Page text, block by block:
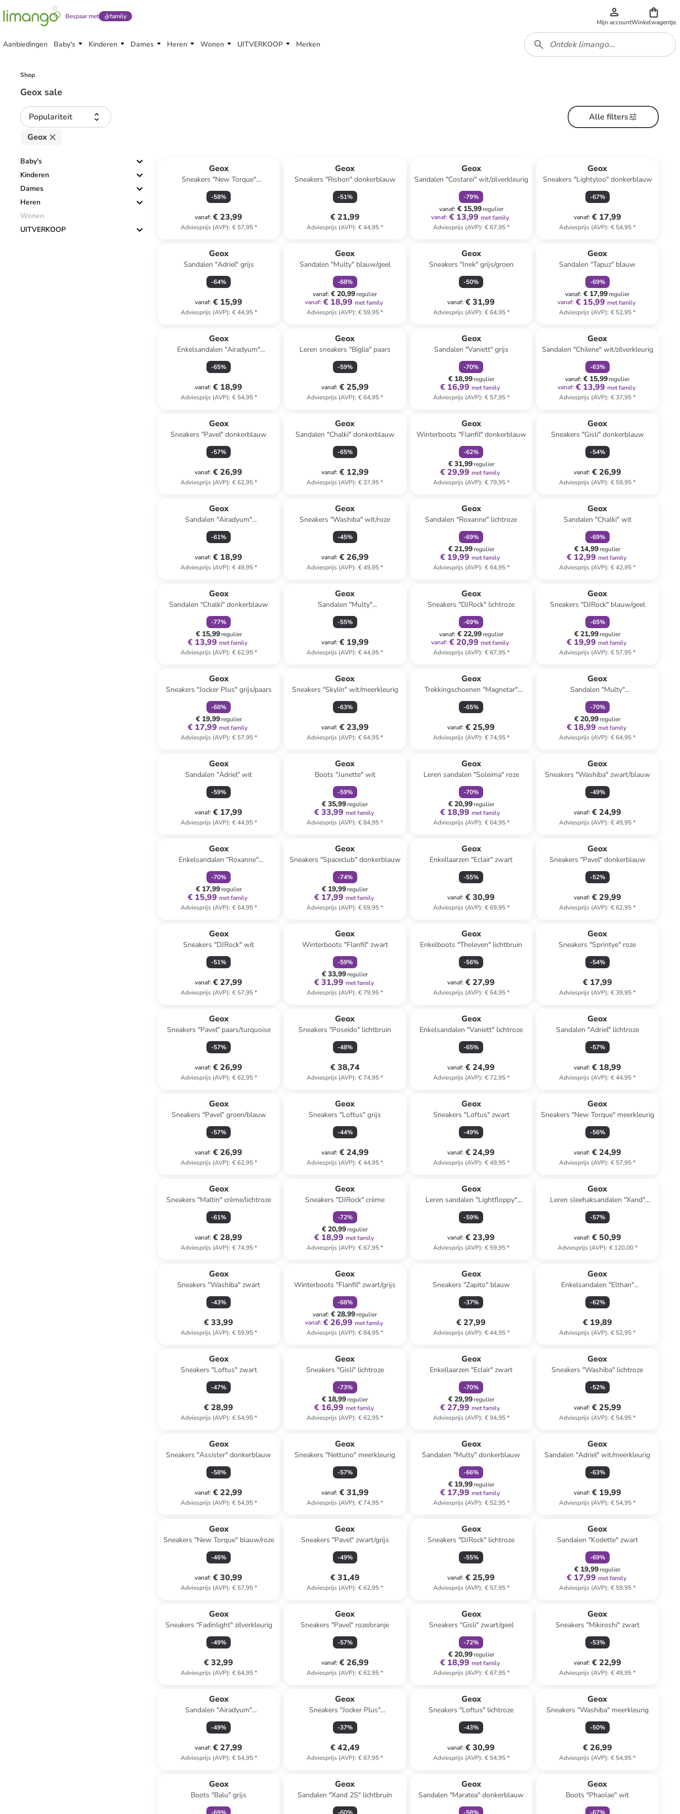
Bespaar met family
Mijn accountWinkelwagentje
Aanbiedingen Baby's Kinderen Dames Heren Wonen UITVERKOOP Merken
Shop
Geox sale
Populariteit
Alle filters
Geox
Baby's
Kinderen
Dames
Heren
Wonen
UITVERKOOP
Geox
Sneakers "New Torque"
zwart/oranje
-58%
vanaf: € 23,99
Adviesprijs (AVP): € 57,95*
Geox
Sneakers "Rishon" donkerblauw
-51%
€ 21,99
Adviesprijs (AVP): € 44,95*
Geox
Sandalen "Costarei" wit/zilverkleurig
-79%
vanaf: € 15,99regulier
vanaf: € 13,99 met family
Adviesprijs (AVP): € 67,95*
Geox
Sneakers "Lightyloo" donkerblauw
-67%
vanaf: € 17,99
Adviesprijs (AVP): € 54,95*
Geox
Sandalen "Adriel" grijs
-64%
vanaf: € 15,99
Adviesprijs (AVP): € 44,95*
Geox
Sandalen "Multy" blauw/geel
-68%
vanaf: € 20,99regulier
vanaf: € 18,99 met family
Adviesprijs (AVP): € 59,95*
Geox
Sneakers "Inek" grijs/groen
-50%
vanaf: € 31,99
Adviesprijs (AVP): € 64,95*
Geox
Sandalen "Tapuz" blauw
-69%
vanaf: € 17,99regulier
vanaf: € 15,99 met family
Adviesprijs (AVP): € 52,95*
Geox
Enkelsandalen "Airadyum"
donkerblauw/oranje
-65%
vanaf: € 18,99
Adviesprijs (AVP): € 54,95*
Geox
Leren sneakers "Biglia" paars
-59%
vanaf: € 25,99
Adviesprijs (AVP): € 64,95*
Geox
Sandalen "Vaniett" grijs
-70%
€ 18,99regulier
€ 16,99 met family
Adviesprijs (AVP): € 57,95*
Geox
Sandalen "Chilene" wit/zilverkleurig
-63%
vanaf: € 15,99regulier
vanaf: € 13,99 met family
Adviesprijs (AVP): € 37,95*
Geox
Sneakers "Pavel" donkerblauw
-57%
vanaf: € 26,99
Adviesprijs (AVP): € 62,95*
Geox
Sandalen "Chalki" donkerblauw
-65%
vanaf: € 12,99
Adviesprijs (AVP): € 37,95*
Geox
Winterboots "Flanfil" donkerblauw
-62%
€ 31,99regulier
€ 29,99 met family
Adviesprijs (AVP): € 79,95*
Geox
Sneakers "Gisli" donkerblauw
-54%
vanaf: € 26,99
Adviesprijs (AVP): € 59,95*
Geox
Sandalen "Airadyum"
donkerblauw/rood
-61%
vanaf: € 18,99
Adviesprijs (AVP): € 49,95*
Geox
Sneakers "Washiba" wit/roze
-45%
vanaf: € 26,99
Adviesprijs (AVP): € 49,95*
Geox
Sandalen "Roxanne" lichtroze
-69%
€ 21,99regulier
€ 19,99 met family
Adviesprijs (AVP): € 64,95*
Geox
Sandalen "Chalki" wit
-69%
€ 14,99regulier
€ 12,99 met family
Adviesprijs (AVP): € 42,95*
Geox
Sandalen "Chalki" donkerblauw
-77%
€ 15,99regulier
€ 13,99 met family
Adviesprijs (AVP): € 62,95*
Geox
Sandalen "Multy"
donkerblauw/oranje
-55%
vanaf: € 19,99
Adviesprijs (AVP): € 44,95*
Geox
Sneakers "DJRock" lichtroze
-69%
vanaf: € 22,99regulier
vanaf: € 20,99 met family
Adviesprijs (AVP): € 67,95*
Geox
Sneakers "DJRock" blauw/geel
-65%
€ 21,99regulier
€ 19,99 met family
Adviesprijs (AVP): € 57,95*
Geox
Sneakers "Jocker Plus" grijs/paars
-68%
€ 19,99regulier
€ 17,99 met family
Adviesprijs (AVP): € 57,95*
Geox
Sneakers "Skylin" wit/meerkleurig
-63%
vanaf: € 23,99
Adviesprijs (AVP): € 64,95*
Geox
Trekkingschoenen "Magnetar"
zwart/geel
-65%
vanaf: € 25,99
Adviesprijs (AVP): € 74,95*
Geox
Sandalen "Multy"
donkerblauw/rood
-70%
€ 20,99regulier
€ 18,99 met family
Adviesprijs (AVP): € 64,95*
Geox
Sandalen "Adriel" wit
-59%
vanaf: € 17,99
Adviesprijs (AVP): € 44,95*
Geox
Boots "Junette" wit
-59%
€ 35,99regulier
€ 33,99 met family
Adviesprijs (AVP): € 84,95*
Geox
Leren sandalen "Soleima" roze
-70%
€ 20,99regulier
€ 18,99 met family
Adviesprijs (AVP): € 64,95*
Geox
Sneakers "Washiba" zwart/blauw
-49%
vanaf: € 24,99
Adviesprijs (AVP): € 49,95*
Geox
Enkelsandalen "Roxanne"
donkerblauw
-70%
€ 17,99regulier
€ 15,99 met family
Adviesprijs (AVP): € 54,95*
Geox
Sneakers "Spaceclub" donkerblauw
-74%
€ 19,99regulier
€ 17,99 met family
Adviesprijs (AVP): € 69,95*
Geox
Enkellaarzen "Eclair" zwart
-55%
vanaf: € 30,99
Adviesprijs (AVP): € 69,95*
Geox
Sneakers "Pavel" donkerblauw
-52%
vanaf: € 29,99
Adviesprijs (AVP): € 62,95*
Geox
Sneakers "DJRock" wit
-51%
vanaf: € 27,99
Adviesprijs (AVP): € 57,95*
Geox
Winterboots "Flanfil" zwart
-59%
€ 33,99regulier
€ 31,99 met family
Adviesprijs (AVP): € 79,95*
Geox
Enkelboots "Theleven" lichtbruin
-56%
vanaf: € 27,99
Adviesprijs (AVP): € 64,95*
Geox
Sneakers "Sprintye" roze
-54%
€ 17,99
Adviesprijs (AVP): € 39,95*
Geox
Sneakers "Pavel" paars/turquoise
-57%
vanaf: € 26,99
Adviesprijs (AVP): € 62,95*
Geox
Sneakers "Poseido" lichtbruin
-48%
€ 38,74
Adviesprijs (AVP): € 74,95*
Geox
Enkelsandalen "Vaniett" lichtroze
-65%
vanaf: € 24,99
Adviesprijs (AVP): € 72,95*
Geox
Sandalen "Adriel" lichtroze
-57%
vanaf: € 18,99
Adviesprijs (AVP): € 44,95*
Geox
Sneakers "Pavel" groen/blauw
-57%
vanaf: € 26,99
Adviesprijs (AVP): € 62,95*
Geox
Sneakers "Loftus" grijs
-44%
vanaf: € 24,99
Adviesprijs (AVP): € 44,95*
Geox
Sneakers "Loftus" zwart
-49%
vanaf: € 24,99
Adviesprijs (AVP): € 49,95*
Geox
Sneakers "New Torque" meerkleurig
-56%
vanaf: € 24,99
Adviesprijs (AVP): € 57,95*
Geox
Sneakers "Maltin" crème/lichtroze
-61%
vanaf: € 28,99
Adviesprijs (AVP): € 74,95*
Geox
Sneakers "DJRock" crème
-72%
€ 20,99regulier
€ 18,99 met family
Adviesprijs (AVP): € 67,95*
Geox
Leren sandalen "Lightfloppy"
lichtbruin
-59%
vanaf: € 23,99
Adviesprijs (AVP): € 59,95*
Geox
Leren sleehaksandalen "Xand"
lichtbruin
-57%
vanaf: € 50,99
Adviesprijs (AVP): € 120,00*
Geox
Sneakers "Washiba" zwart
-43%
€ 33,99
Adviesprijs (AVP): € 59,95*
Geox
Winterboots "Flanfil" zwart/grijs
-68%
vanaf: € 28,99regulier
vanaf: € 26,99 met family
Adviesprijs (AVP): € 84,95*
Geox
Sneakers "Zapito" blauw
-37%
€ 27,99
Adviesprijs (AVP): € 44,95*
Geox
Enkelsandalen "Elthan"
lichtroze/zilverkleurig
-62%
€ 19,89
Adviesprijs (AVP): € 52,95*
Geox
Sneakers "Loftus" zwart
-47%
€ 28,99
Adviesprijs (AVP): € 54,95*
Geox
Sneakers "Gisli" lichtroze
-73%
€ 18,99regulier
€ 16,99 met family
Adviesprijs (AVP): € 62,95*
Geox
Enkellaarzen "Eclair" zwart
-70%
€ 29,99regulier
€ 27,99 met family
Adviesprijs (AVP): € 94,95*
Geox
Sneakers "Washiba" lichtroze
-52%
vanaf: € 25,99
Adviesprijs (AVP): € 54,95*
Geox
Sneakers "Assister" donkerblauw
-58%
vanaf: € 22,99
Adviesprijs (AVP): € 54,95*
Geox
Sneakers "Nettuno" meerkleurig
-57%
vanaf: € 31,99
Adviesprijs (AVP): € 74,95*
Geox
Sandalen "Multy" donkerblauw
-66%
€ 19,99regulier
€ 17,99 met family
Adviesprijs (AVP): € 52,95*
Geox
Sandalen "Adriel" wit/meerkleurig
-63%
vanaf: € 19,99
Adviesprijs (AVP): € 54,95*
Geox
Sneakers "New Torque" blauw/roze
-46%
vanaf: € 30,99
Adviesprijs (AVP): € 57,95*
Geox
Sneakers "Pavel" zwart/grijs
-49%
€ 31,49
Adviesprijs (AVP): € 62,95*
Geox
Sneakers "DJRock" lichtroze
-55%
vanaf: € 25,99
Adviesprijs (AVP): € 57,95*
Geox
Sandalen "Kodette" zwart
-69%
€ 19,99regulier
€ 17,99 met family
Adviesprijs (AVP): € 59,95*
Geox
Sneakers "Fadinlight" zilverkleurig
-49%
€ 32,99
Adviesprijs (AVP): € 64,95*
Geox
Sneakers "Pavel" roze/oranje
-57%
vanaf: € 26,99
Adviesprijs (AVP): € 62,95*
Geox
Sneakers "Gisli" zwart/geel
-72%
€ 20,99regulier
€ 18,99 met family
Adviesprijs (AVP): € 67,95*
Geox
Sneakers "Mikiroshi" zwart
-53%
vanaf: € 22,99
Adviesprijs (AVP): € 49,95*
Geox
Sandalen "Airadyum"
donkerblauw/blauw/oranje
-49%
vanaf: € 27,99
Adviesprijs (AVP): € 54,95*
Geox
Sneakers "Jocker Plus"
donkerblauw
-37%
€ 42,49
Adviesprijs (AVP): € 67,95*
Geox
Sneakers "Loftus" lichtroze
-43%
vanaf: € 30,99
Adviesprijs (AVP): € 54,95*
Geox
Sneakers "Washiba" meerkleurig
-50%
€ 26,99
Adviesprijs (AVP): € 54,95*
Geox
Boots "Balu" grijs
Geox
Sandalen "Xand 2S" lichtbruin
Geox
Sandalen "Maratea" donkerblauw
Geox
Boots "Phaolae" wit